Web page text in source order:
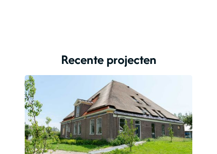
Recente projecten